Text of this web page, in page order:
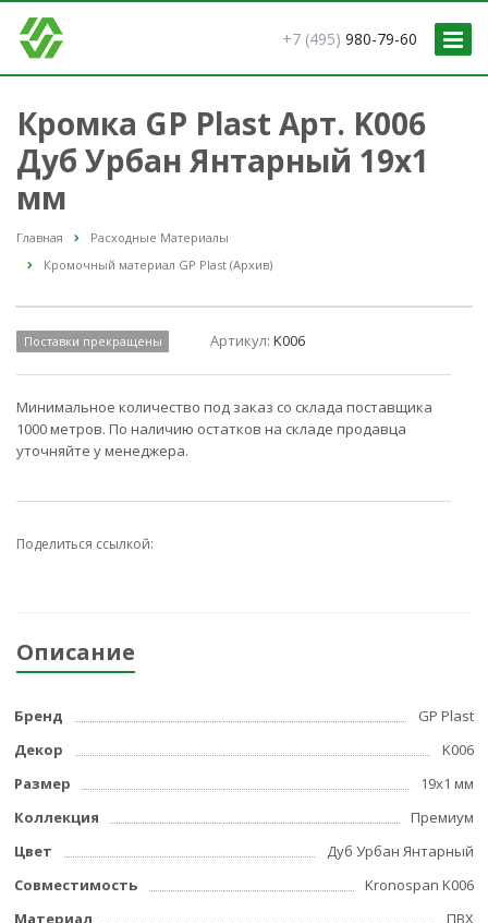
+7 (495) 980-79-60
Кромка GP Plast Арт. K006
Дуб Урбан Янтарный 19x1
мм
Главная
Расходные Материалы
Кромочный материал GP Plast (Архив)
Поставки прекращены Артикул:K006
Минимальное количество под заказ со склада поставщика
1000 метров. По наличию остатков на складе продавца
уточняйте у менеджера.
Поделиться ссылкой:
Описание
Бренд
GP Plast
Декор
K006
Размер
19x1 мм
Коллекция
Премиум
Цвет
Дуб Урбан Янтарный
Совместимость
Kronospan K006
Материал
ПВХ